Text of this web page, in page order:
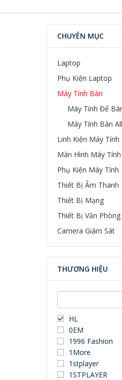
CHUYÊN MỤC
Laptop
Phụ Kiện Laptop
Máy Tính Bàn
Máy Tính Để
Máy Tính Bàn
Linh Kiện Máy Tính
Màn Hình Máy
Phụ Kiện Máy Tính
Thiết Bị Âm Thanh
Thiết Bị Mạng
Thiết Bị Văn Phòng
Camera Giám Sát
THƯƠNG HIỆU
HL
0EM
1996 Fashion
1More
1stplayer
1STPLAYER